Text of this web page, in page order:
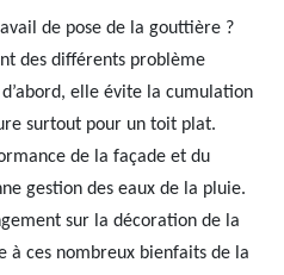
de pose de la gouttière ?
des différents problème
elle évite la cumulation
surtout pour un toit plat.
de la façade et du
gestion des eaux de la pluie.
sur la décoration de la
à ces nombreux bienfaits de la